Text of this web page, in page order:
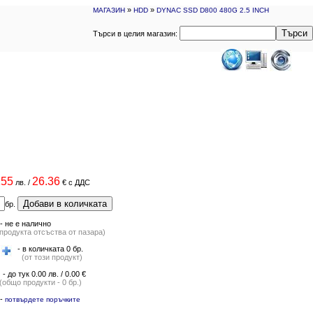
МАГАЗИН » HDD » DYNAC SSD D800 480G 2.5 INCH
Търси в целия магазин: Търси
лв. / 26.36 € с ДДС
бр. Добави в количката
- не е налично
отсъства от пазара)
- в количката 0 бр.
(от този продукт)
- до тук 0.00 лв. / 0.00 €
(общо продукти - 0 бр.)
- потвърдете поръчките